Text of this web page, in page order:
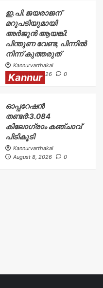
ഇ.പി. ജയരാജന്
മറുപടിയുമായി
അർജുൻ ആയങ്കി:
പിന്തുണ വേണ്ട, പിന്നിൽ
നിന്ന് കുത്തരുത്
Kannurvarthakal
August 8, 2026
0
Kannur
ഓപ്പറേഷൻ
തണ്ടർ:3.084
കിലോഗ്രാം കഞ്ചാവ്
പിടികൂടി
Kannurvarthakal
August 8, 2026
0